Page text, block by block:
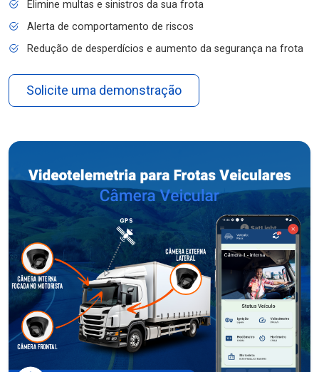
Elimine multas e sinistros da sua frota
Alerta de comportamento de riscos
Redução de desperdícios e aumento da segurança na frota
Solicite uma demonstração